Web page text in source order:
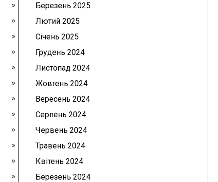
Березень 2025
Лютий 2025
Січень 2025
Грудень 2024
Листопад 2024
Жовтень 2024
Вересень 2024
Серпень 2024
Червень 2024
Травень 2024
Квітень 2024
Березень 2024